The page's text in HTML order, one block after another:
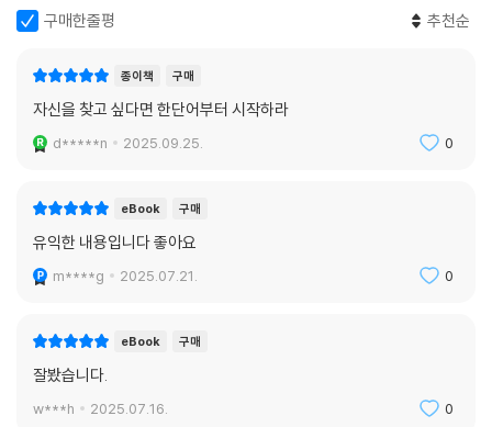
구매한줄평 추천순
종이책 구매
자신을 찾고 싶다면 한단어부터 시작하라
d*****n 2025.09.25. 0
eBook 구매
유익한 내용입니다 좋아요
m****g 2025.07.21. 0
eBook 구매
잘봤습니다.
w***h 2025.07.16. 0